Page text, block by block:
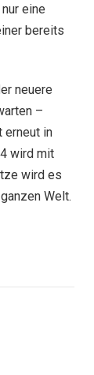
eine
bereits
neuere
–
erneut in
wird mit
wird es
Welt.